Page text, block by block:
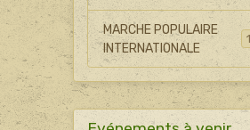
MARCHE POPULAIRE
INTERNATIONALE